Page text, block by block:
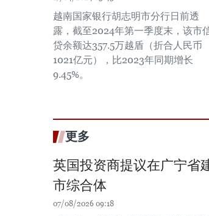
越南国家银行胡志明市分行日前透
露，截至2024年第一季度末，该市
贷余额达357.5万越盾（折合人民币
1021亿元），比2023年同期增长
9.45%。
更多
英国投资商提议在广宁省
市综合体
07/08/2026 09:18